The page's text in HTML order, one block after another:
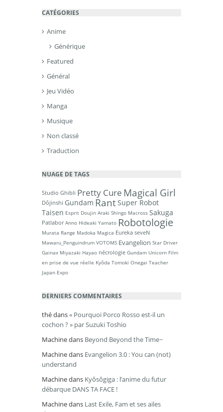
CATÉGORIES
Anime
Générique
Featured
Général
Jeu Vidéo
Manga
Musique
Non classé
Traduction
NUAGE DE TAGS
Studio Ghibli Pretty Cure Magical Girl
Dôjinshi Gundam RantSuper Robot
Taisen Esprit Doujin Araki Shingo Macross Sakuga
Patlabor Anno Hideaki Yamato Robotologie
Murata Range Madoka Magica Eureka seveN
Mawaru_Penguindrum VOTOMS Evangelion Star Driver
Gainax Miyazaki Hayao nécrologie Gundam Unicorn Film
en prise de vue réelle Kyôda Tomoki Onegai Teacher
Japan Expo
DERNIERS COMMENTAIRES
thédans« Pourquoi Porco Rosso est-il un
cochon ? » par Suzuki Toshio
Machinedans Beyond Beyond the Time~
Machinedans Evangelion 3.0 : You can (not)
understand
Machinedans Kyôsôgiga : l’anime du futur
débarque DANS TA FACE !
Machinedans Last Exile, Fam et ses ailes